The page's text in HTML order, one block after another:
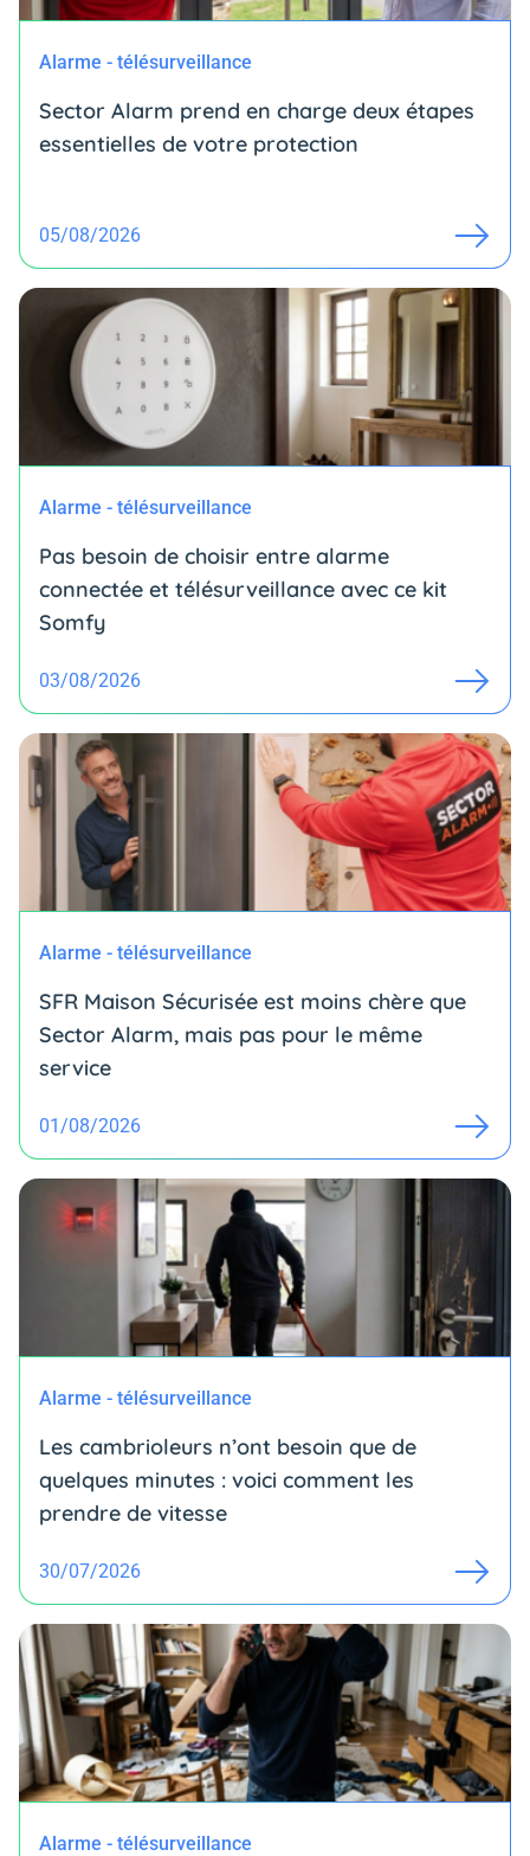
Alarme - télésurveillance
Sector Alarm prend en charge deux étapes
essentielles de votre protection
05/08/2026
Alarme - télésurveillance
Pas besoin de choisir entre alarme
connectée et télésurveillance avec ce kit
Somfy
03/08/2026
Alarme - télésurveillance
SFR Maison Sécurisée est moins chère que
Sector Alarm, mais pas pour le même
service
01/08/2026
Alarme - télésurveillance
Les cambrioleurs n’ont besoin que de
quelques minutes : voici comment les
prendre de vitesse
30/07/2026
Alarme - télésurveillance